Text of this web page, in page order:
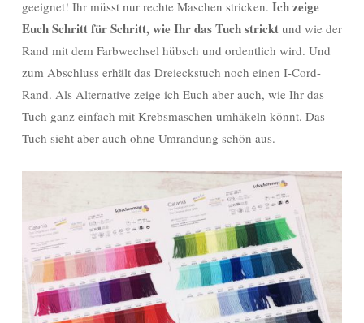
geeignet! Ihr müsst nur rechte Maschen stricken. Ich zeige
Euch Schritt für Schritt, wie Ihr das Tuch strickt und wie der
Rand mit dem Farbwechsel hübsch und ordentlich wird. Und
zum Abschluss erhält das Dreieckstuch noch einen I-Cord-
Rand. Als Alternative zeige ich Euch aber auch, wie Ihr das
Tuch ganz einfach mit Krebsmaschen umhäkeln könnt. Das
Tuch sieht aber auch ohne Umrandung schön aus.